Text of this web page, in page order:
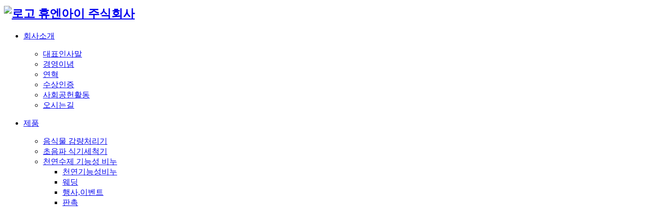
휴엔아이 주식회사
회사소개
대표인사말
경영이념
연혁
수상인증
사회공헌활동
오시는길
제품
음식물 감량처리기
초음파 식기세척기
천연수제 기능성 비누
천연기능성비누
웨딩
행사,이벤트
판촉